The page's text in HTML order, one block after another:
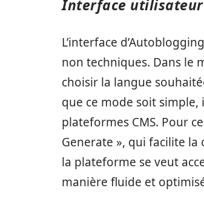
Interface
L’interface
non techniques. Dans le
choisir la langue
que ce mode soit
plateformes CMS. Pour
Generate », qui facilite la
la plateforme se veut
manière fluide et